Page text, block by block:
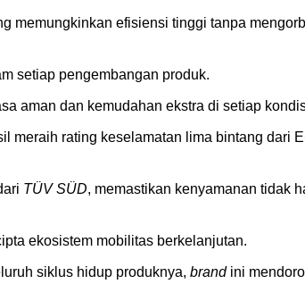
memungkinkan efisiensi tinggi tanpa
setiap pengembangan produk.
aman dan kemudahan ekstra di setiap
meraih rating keselamatan lima bintang dari
TÜV SÜD, memastikan kenyamanan tidak
ekosistem mobilitas berkelanjutan.
siklus hidup produknya, brandini